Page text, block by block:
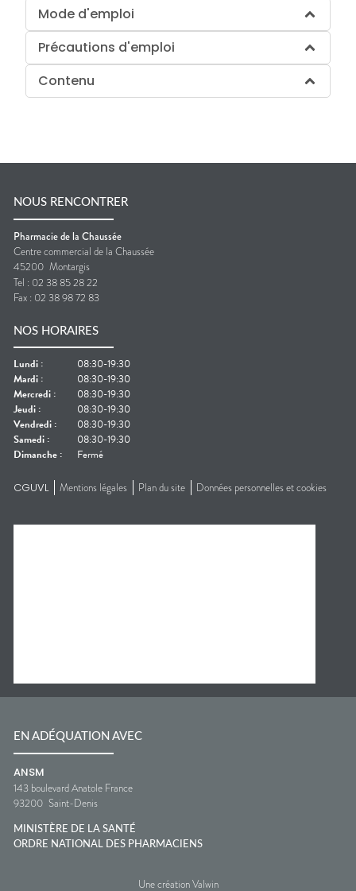
Mode d'emploi
Précautions d'emploi
Contenu
NOUS RENCONTRER
Pharmacie de la Chaussée
Centre commercial de la Chaussée
45200 Montargis
Tel : 02 38 85 28 22
Fax : 02 38 98 72 83
NOS HORAIRES
Lundi :
08:30-19:30
Mardi :
08:30-19:30
Mercredi :
08:30-19:30
Jeudi :
08:30-19:30
Vendredi :
08:30-19:30
Samedi :
08:30-19:30
Dimanche : Fermé
CGUVL Mentions légales Plan du site Données personnelles et cookies
EN ADÉQUATION AVEC
ANSM
143 boulevard Anatole France
93200 Saint-Denis
MINISTÈRE DE LA SANTÉ
ORDRE NATIONAL DES PHARMACIENS
Une création Valwin